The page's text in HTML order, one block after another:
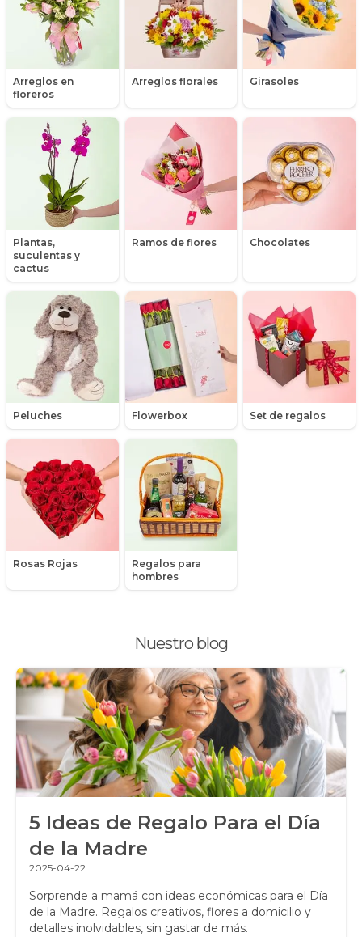
Arreglos en
floreros
Arreglos florales Girasoles
Plantas,
suculentas y
cactus
Ramos de flores Chocolates
Peluches Flowerbox Set de regalos
Rosas Rojas
Regalos para
hombres
Nuestro blog
5 Ideas de Regalo Para el Día
de la Madre
2025-04-22
Sorprende a mamá con ideas económicas para el Día
de la Madre. Regalos creativos, flores a domicilio y
detalles inolvidables, sin gastar de más.
Flores y Regalos de Navidad
Gerberas
Girasoles
Globos
Graduación
Hipericum
Libros
Maules
Mensajes
Minirosas
Nacimiento de niños
Nacimientos
Nacimientos de niñas
Packs de productos
Peluches
Peonias
Promociones y Ofertas
Ramos de Flores
Ramos de Novia
Ramos de Rosas
Regalos a Domicilio
Regalos para Hombres
Regalos para niños
Rosas
Rosas Amarillas